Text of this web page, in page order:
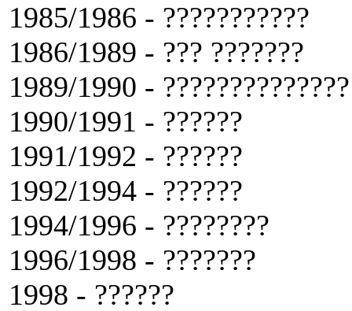
1985/1986 - ???????????
1986/1989 - ??? ???????
1989/1990 - ??????????????
1990/1991 - ??????
1991/1992 - ??????
1992/1994 - ??????
1994/1996 - ????????
1996/1998 - ???????
1998 - ??????